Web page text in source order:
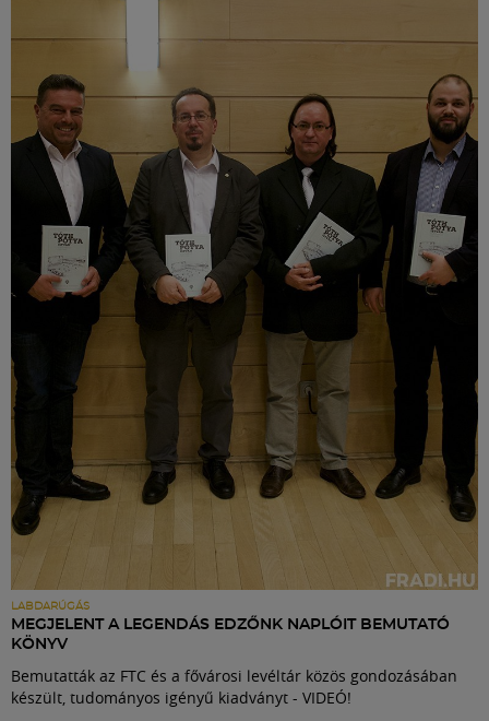
LABDARÚGÁS
MEGJELENT A LEGENDÁS EDZŐNK NAPLÓIT BEMUTATÓ
KÖNYV
Bemutatták az FTC és a fővárosi levéltár közös gondozásában
készült, tudományos igényű kiadványt - VIDEÓ!